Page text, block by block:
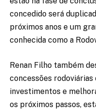
concedido será
próximos anos e um
conhecida como a
Renan Filho também
concessões
investimentos e
os próximos passos,